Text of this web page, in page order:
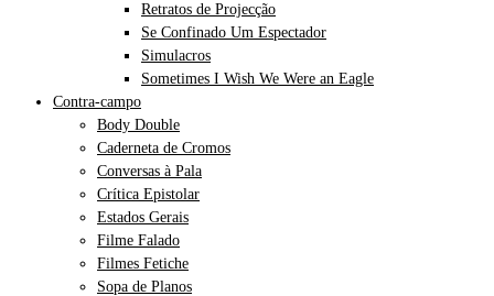
Retratos de Projecção
Se Confinado Um Espectador
Simulacros
Sometimes I Wish We Were an Eagle
Contra-campo
Body Double
Caderneta de Cromos
Conversas à Pala
Crítica Epistolar
Estados Gerais
Filme Falado
Filmes Fetiche
Sopa de Planos